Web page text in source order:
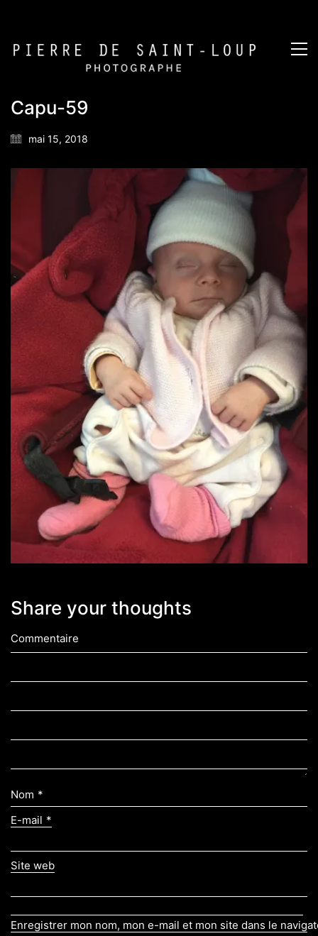
Capu-59
mai 15, 2018
Share your thoughts
Commentaire
Nom *
E-mail *
Site web
Enregistrer mon nom, mon e-mail et mon site dans le